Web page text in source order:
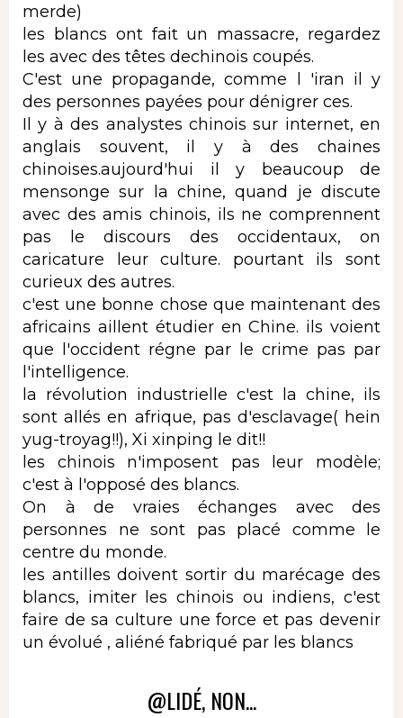
merde)
les blancs ont fait un massacre, regardez
les avec des têtes dechinois coupés.
C'est une propagande, comme l 'iran il y
des personnes payées pour dénigrer ces.
Il y à des analystes chinois sur internet, en
anglais souvent, il y à des chaines
chinoises.aujourd'hui il y beaucoup de
mensonge sur la chine, quand je discute
avec des amis chinois, ils ne comprennent
pas le discours des occidentaux, on
caricature leur culture. pourtant ils sont
curieux des autres.
c'est une bonne chose que maintenant des
africains aillent étudier en Chine. ils voient
que l'occident régne par le crime pas par
l'intelligence.
la révolution industrielle c'est la chine, ils
sont allés en afrique, pas d'esclavage( hein
yug-troyag!!), Xi xinping le dit!!
les chinois n'imposent pas leur modèle;
c'est à l'opposé des blancs.
On à de vraies échanges avec des
personnes ne sont pas placé comme le
centre du monde.
les antilles doivent sortir du marécage des
blancs, imiter les chinois ou indiens, c'est
faire de sa culture une force et pas devenir
un évolué , aliéné fabriqué par les blancs
@LIDÉ, NON...